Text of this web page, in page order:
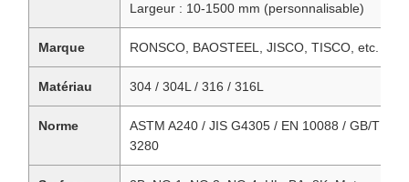
Largeur : 10-1500 mm (personnalisable)
Marque RONSCO, BAOSTEEL, JISCO, TISCO, etc.
Matériau 304 / 304L / 316 / 316L
Norme
ASTM A240 / JIS G4305 / EN 10088 / GB/T
3280